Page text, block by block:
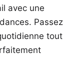
avec une
Passez
tout